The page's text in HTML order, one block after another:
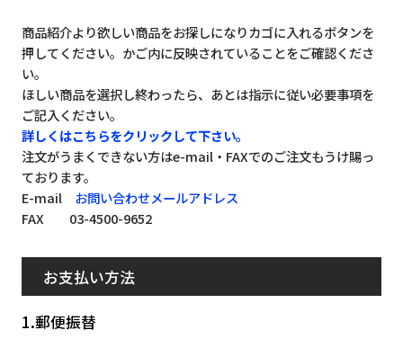
商品紹介より欲しい商品をお探しになりカゴに入れるボタンを
押してください。かご内に反映されていることをご確認くださ
い。
ほしい商品を選択し終わったら、あとは指示に従い必要事項を
ご記入ください。
詳しくはこちらをクリックして下さい。
注文がうまくできない方はe-mail・FAXでのご注文もうけ賜っ
ております。
E-mail お問い合わせメールアドレス
FAX 03-4500-9652
お支払い方法
1.郵便振替